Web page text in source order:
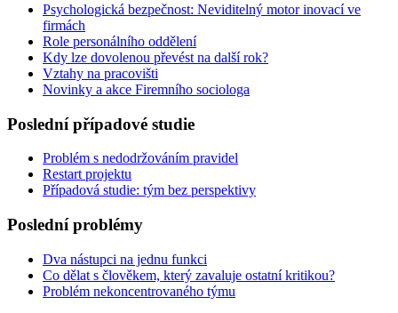
Psychologická bezpečnost: Neviditelný motor inovací ve
firmách
Role personálního oddělení
Kdy lze dovolenou převést na další rok?
Vztahy na pracovišti
Novinky a akce Firemního sociologa
Poslední případové studie
Problém s nedodržováním pravidel
Restart projektu
Případová studie: tým bez perspektivy
Poslední problémy
Dva nástupci na jednu funkci
Co dělat s člověkem, který zavaluje ostatní kritikou?
Problém nekoncentrovaného týmu